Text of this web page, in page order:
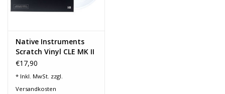
Marken
Native Instruments
Scratch Vinyl CLE MK II
€17,90
* Inkl. MwSt. zzgl.
Versandkosten